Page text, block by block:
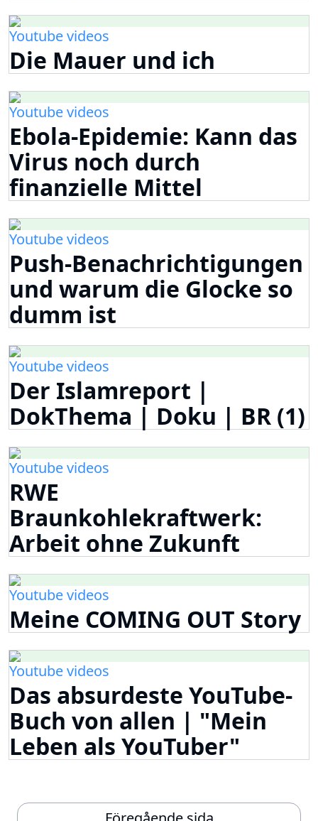
Youtube videos
Die Mauer und ich
Youtube videos
Ebola-Epidemie: Kann das
Virus noch durch
finanzielle Mittel
Youtube videos
Push-Benachrichtigungen
und warum die Glocke so
dumm ist
Youtube videos
Der Islamreport |
DokThema | Doku | BR (1)
Youtube videos
RWE
Braunkohlekraftwerk:
Arbeit ohne Zukunft
Youtube videos
Meine COMING OUT Story
Youtube videos
Das absurdeste YouTube-
Buch von allen | "Mein
Leben als YouTuber"